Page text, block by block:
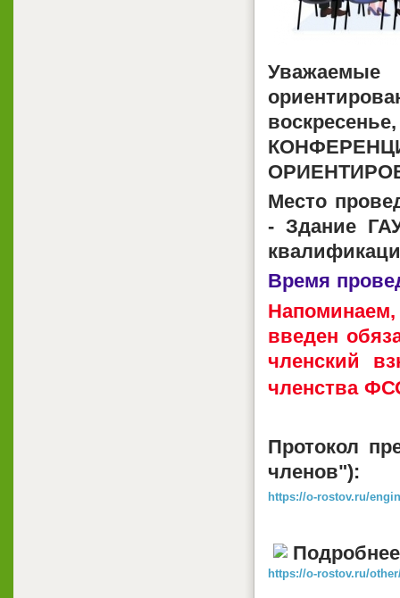
Место
- Здание
Время
введен
членский
членства
Протокол
членов"):
https://o-rostov.ru/
https://o-rostov.ru/